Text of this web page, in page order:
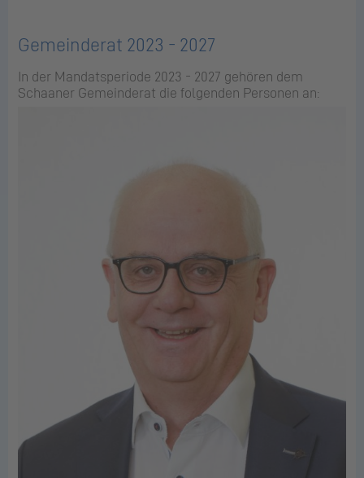
Gemeinderat 2023 - 2027
In der Man­dats­pe­ri­ode 2023 - 2027 ge­hö­ren dem
Schaaner Ge­mein­de­rat die fol­gen­den Personen an: